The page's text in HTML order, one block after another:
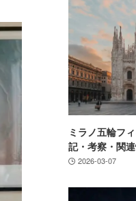
ミラノ五輪フ
記・考察・関
2026-03-07